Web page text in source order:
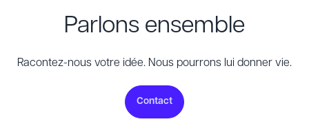
Parlons ensemble
Racontez-nous votre idée. Nous pourrons lui donner vie.
Contact